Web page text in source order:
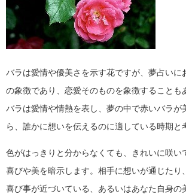
バラは愛情や優美さを示す花ですが、夢占いに
の象徴であり、恋愛そのものを象徴することも
バラは愛情や情熱を表し、夢の中で赤いバラが
ら、誰かに想いを伝えるのに適している時期と
色がはっきりと分からなくても、きれいに咲い
喜びや美を暗示します。相手に想いが通じたり
喜び事が近づいている、あるいはあなた自身の